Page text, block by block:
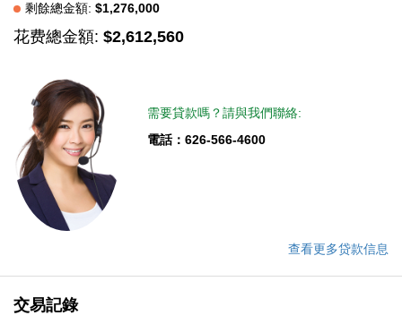
剩餘總金額: $1,276,000
花费總金額: $2,612,560
需要貸款嗎？請與我們聯絡:
電話：626-566-4600
查看更多贷款信息
交易記錄